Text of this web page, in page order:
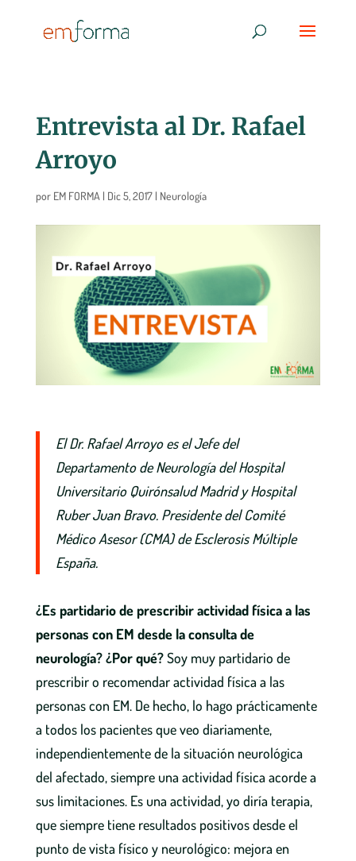
Entrevista al Dr. Rafael
Arroyo
por EM FORMA | Dic 5, 2017| Neurología
El Dr. Rafael Arroyo es el Jefe del
Departamento de Neurología del Hospital
Universitario Quirónsalud Madrid y Hospital
Ruber Juan Bravo. Presidente del Comité
Médico Asesor (CMA) de Esclerosis Múltiple
España.
¿Es partidario de prescribir actividad física a las
personas con EM desde la consulta de
neurología? ¿Por qué?Soy muy partidario de
prescribir o recomendar actividad física a las
personas con EM. De hecho, lo hago prácticamente
a todos los pacientes que veo diariamente,
independientemente de la situación neurológica
del afectado, siempre una actividad física acorde a
sus limitaciones. Es una actividad, yo diría terapia,
que siempre tiene resultados positivos desde el
punto de vista físico y neurológico: mejora en